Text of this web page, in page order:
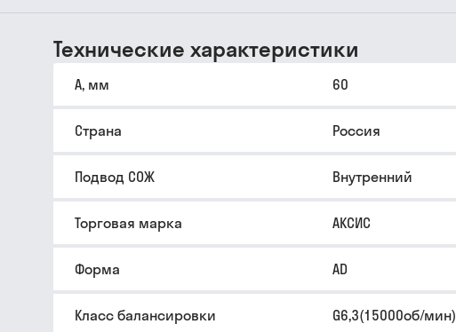
Технические характеристики
A, мм 60
Страна Россия
Подвод СОЖ Внутренний
Торговая марка АКСИС
Форма AD
Класс балансировки G6,3(15000об/мин)